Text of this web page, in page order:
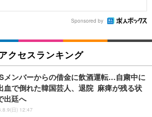
Sponsored by
クセスランキング
メンバーからの借金に飲酒運転…自粛中に
血で倒れた韓国芸人、退院 麻痺が残る状
出廷へ
日) 12:47